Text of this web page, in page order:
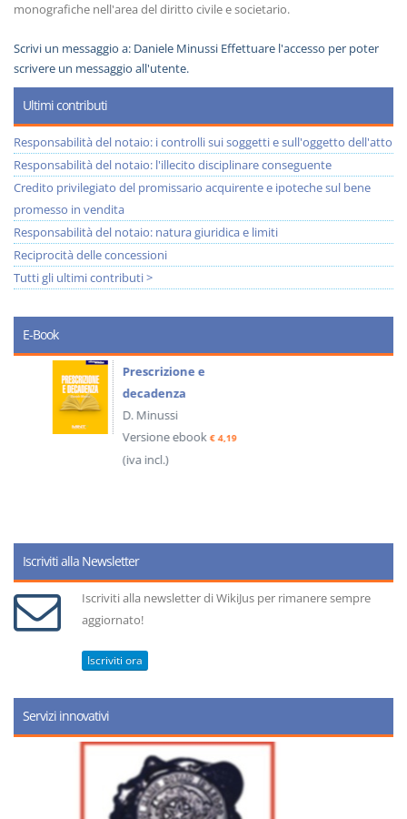
monografiche nell'area del diritto civile e societario.
Scrivi un messaggio a: Daniele Minussi Effettuare l'accesso per poter
scrivere un messaggio all'utente.
Ultimi contributi
Responsabilità del notaio: i controlli sui soggetti e sull'oggetto dell'atto
Responsabilità del notaio: l'illecito disciplinare conseguente
Credito privilegiato del promissario acquirente e ipoteche sul bene
promesso in vendita
Responsabilità del notaio: natura giuridica e limiti
Reciprocità delle concessioni
Tutti gli ultimi contributi >
E-Book
Prescrizione e
decadenza
D. Minussi
Versione ebook€ 4,19
(iva incl.)
Iscriviti alla Newsletter
Iscriviti alla newsletter di WikiJus per rimanere sempre
aggiornato!
Iscriviti ora
Servizi innovativi